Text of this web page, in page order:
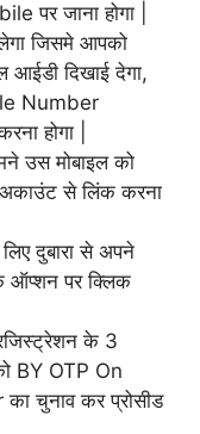
पर जाना होगा |
जिसमे आपको
आईडी दिखाई देगा,
Number
होगा |
उस मोबाइल को
से लिंक करना
दुबारा से अपने
ऑप्शन पर क्लिक
के 3
BY OTP On
चुनाव कर प्रोसीड